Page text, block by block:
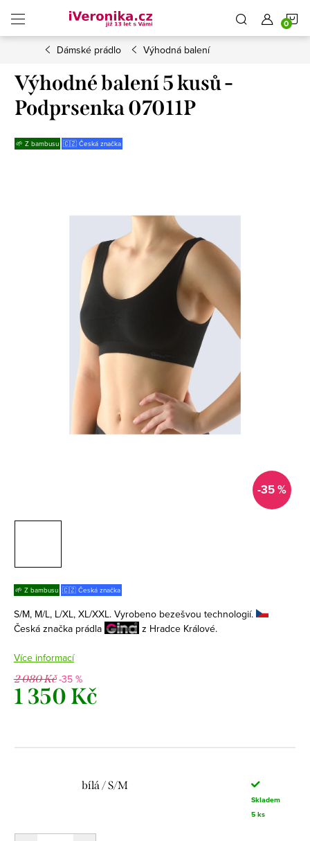
obsah
Dámské prádlo Výhodná balení
Výhodné balení 5 kusů -
Podprsenka 07011P
🌱 Z bambusu 🇨🇿 Česká značka
-35 %
🌱 Z bambusu 🇨🇿 Česká značka
S/M, M/L, L/XL, XL/XXL. Vyrobeno bezešvou technologií.
Česká značka prádla
z Hradce Králové.
Více informací
2 080 Kč-35 %
1 350 Kč
bílá / S/M
Skladem
5 ks